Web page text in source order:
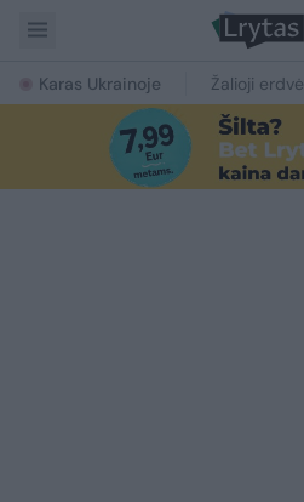
Karas Ukrainoje Žalioji erdvė